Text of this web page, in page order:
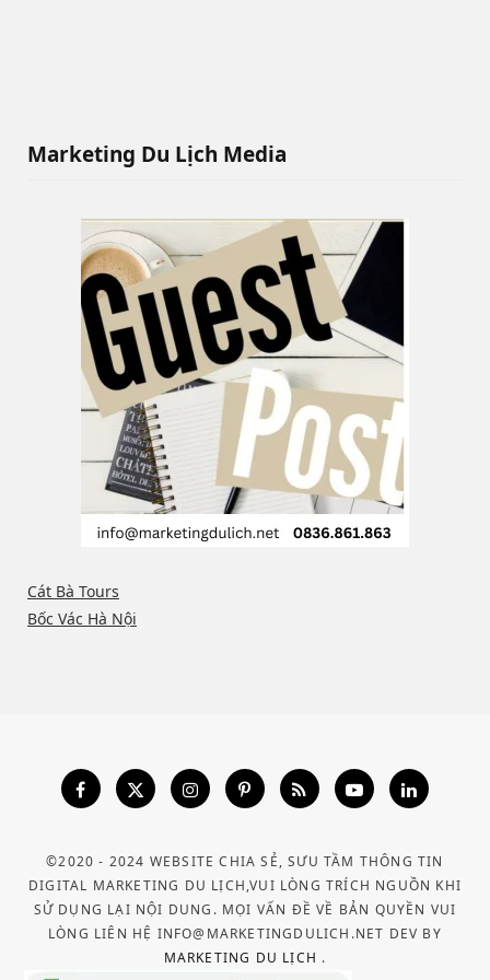
Marketing Du Lịch Media
Cát Bà Tours
Bốc Vác Hà Nội
©2020 - 2024 WEBSITE CHIA SẺ, SƯU TẦM THÔNG TIN
DIGITAL MARKETING DU LỊCH,VUI LÒNG TRÍCH NGUỒN KHI
SỬ DỤNG LẠI NỘI DUNG. MỌI VẤN ĐỀ VỀ BẢN QUYỀN VUI
LÒNG LIÊN HỆ INFO@MARKETINGDULICH.NET DEV BY
MARKETING DU LỊCH .